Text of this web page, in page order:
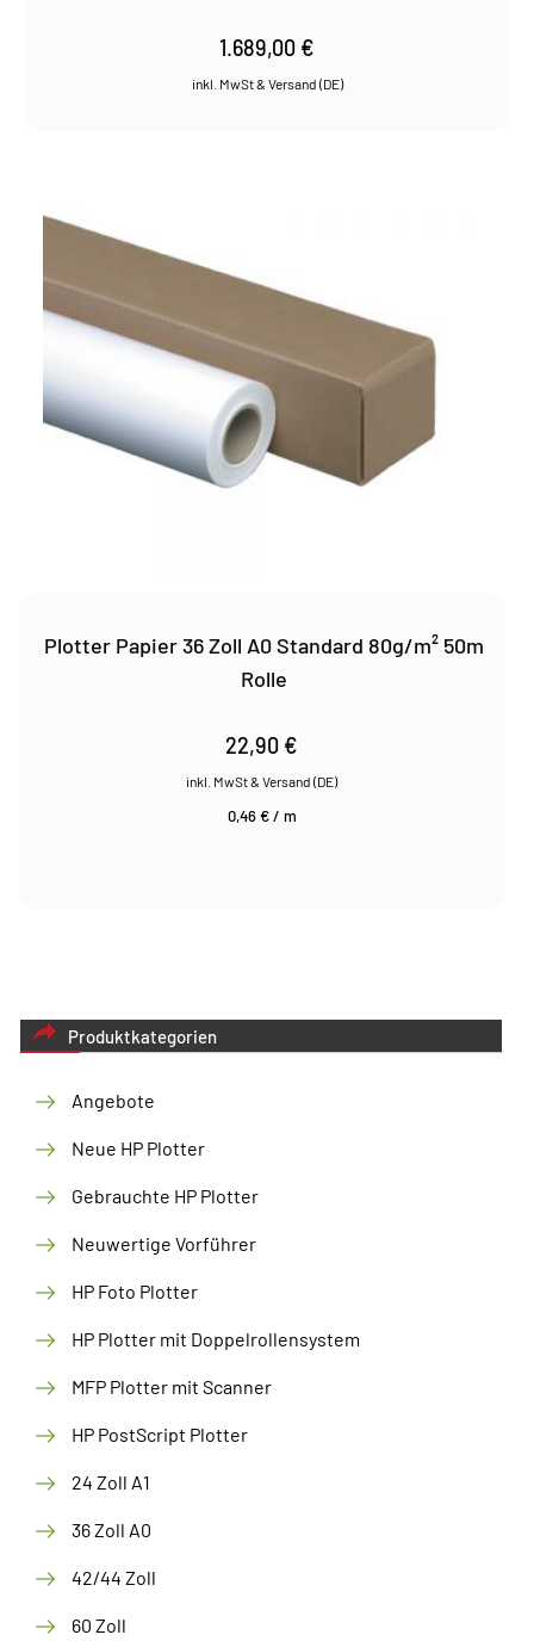
1.689,00 €
Plotter Papier 36 Zoll A0 Standard 80g/m² 50m
Rolle
22,90 €
0,46€/ m
Produktkategorien
Angebote
Neue HP Plotter
Gebrauchte HP Plotter
Neuwertige Vorführer
HP Foto Plotter
HP Plotter mit Doppelrollensystem
MFP Plotter mit Scanner
HP PostScript Plotter
24 Zoll A1
36 Zoll A0
42/44 Zoll
60 Zoll